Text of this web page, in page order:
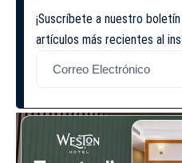
¡Suscríbete a nuestro
artículos más recientes al